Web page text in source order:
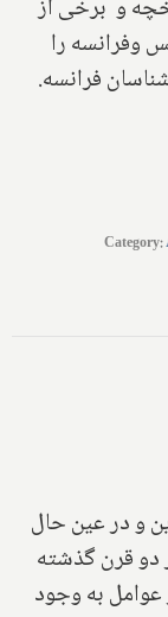
و برخی از
وفرانسه را
فرانسه.
Category:
و در عین حال
دو قرن گذشته
عوامل به وجود